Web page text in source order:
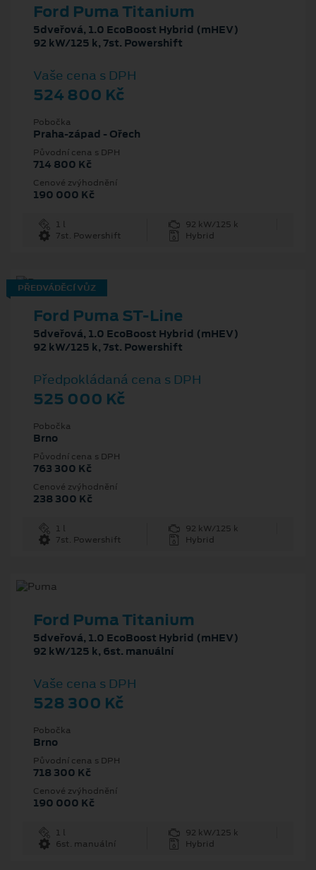
Ford Puma Titanium
5dveřová, 1.0 EcoBoost Hybrid (mHEV)
92 kW/125 k, 7st. Powershift
Vaše cena s DPH
524 800 Kč
Pobočka
Praha-západ - Ořech
Původní cena s DPH
714 800 Kč
Cenové zvýhodnění
190 000 Kč
1 l
92 kW/125 k
7st. Powershift
Hybrid
PŘEDVÁDĚCÍ VŮZ
Ford Puma ST-Line
5dveřová, 1.0 EcoBoost Hybrid (mHEV)
92 kW/125 k, 7st. Powershift
Předpokládaná cena s DPH
525 000 Kč
Pobočka
Brno
Původní cena s DPH
763 300 Kč
Cenové zvýhodnění
238 300 Kč
1 l
92 kW/125 k
7st. Powershift
Hybrid
Ford Puma Titanium
5dveřová, 1.0 EcoBoost Hybrid (mHEV)
92 kW/125 k, 6st. manuální
Vaše cena s DPH
528 300 Kč
Pobočka
Brno
Původní cena s DPH
718 300 Kč
Cenové zvýhodnění
190 000 Kč
1 l
92 kW/125 k
6st. manuální
Hybrid